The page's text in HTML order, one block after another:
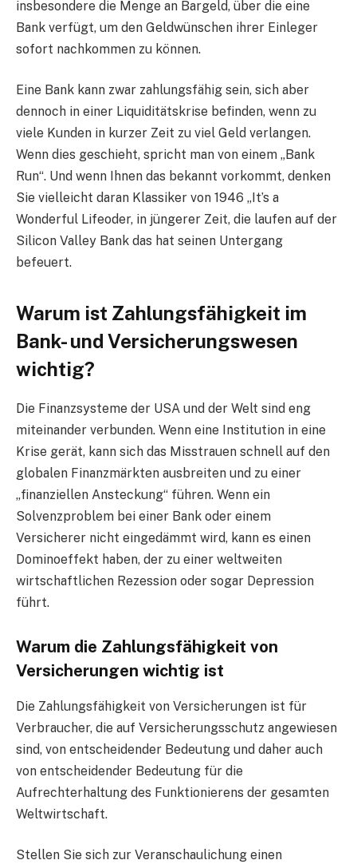
insbesondere die Menge an Bargeld, über die eine
Bank verfügt, um den Geldwünschen ihrer Einleger
sofort nachkommen zu können.
Eine Bank kann zwar zahlungsfähig sein, sich aber
dennoch in einer Liquiditätskrise befinden, wenn zu
viele Kunden in kurzer Zeit zu viel Geld verlangen.
Wenn dies geschieht, spricht man von einem „Bank
Run“. Und wenn Ihnen das bekannt vorkommt, denken
Sie vielleicht daran Klassiker von 1946 „It’s a
Wonderful Lifeoder, in jüngerer Zeit, die laufen auf der
Silicon Valley Bank das hat seinen Untergang
befeuert.
Warum ist Zahlungsfähigkeit im
Bank- und Versicherungswesen
wichtig?
Die Finanzsysteme der USA und der Welt sind eng
miteinander verbunden. Wenn eine Institution in eine
Krise gerät, kann sich das Misstrauen schnell auf den
globalen Finanzmärkten ausbreiten und zu einer
„finanziellen Ansteckung“ führen. Wenn ein
Solvenzproblem bei einer Bank oder einem
Versicherer nicht eingedämmt wird, kann es einen
Dominoeffekt haben, der zu einer weltweiten
wirtschaftlichen Rezession oder sogar Depression
führt.
Warum die Zahlungsfähigkeit von
Versicherungen wichtig ist
Die Zahlungsfähigkeit von Versicherungen ist für
Verbraucher, die auf Versicherungsschutz angewiesen
sind, von entscheidender Bedeutung und daher auch
von entscheidender Bedeutung für die
Aufrechterhaltung des Funktionierens der gesamten
Weltwirtschaft.
Stellen Sie sich zur Veranschaulichung einen